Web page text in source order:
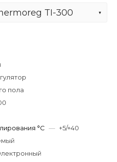
TI-300
пола
°С — +5/+40